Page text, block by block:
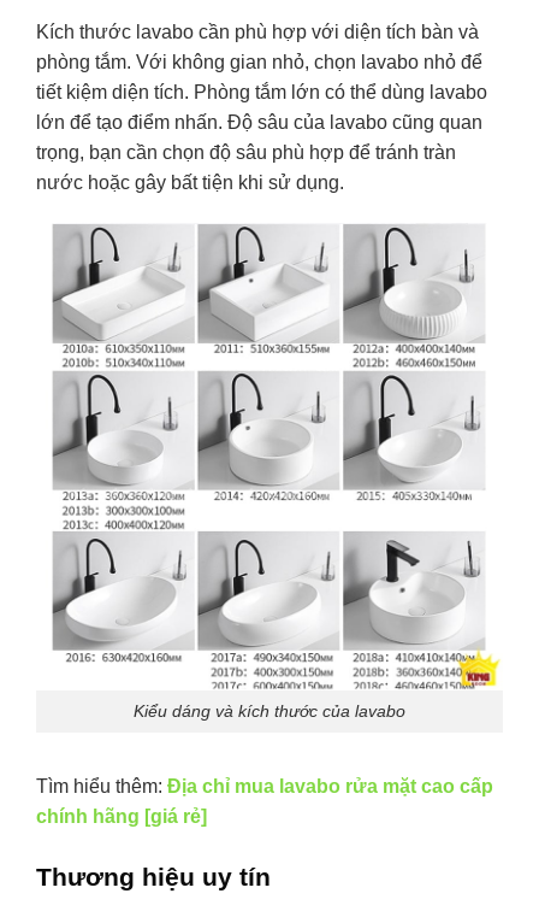
Kích thước lavabo cần phù hợp với diện tích bàn và
phòng tắm. Với không gian nhỏ, chọn lavabo nhỏ để
tiết kiệm diện tích. Phòng tắm lớn có thể dùng lavabo
lớn để tạo điểm nhấn. Độ sâu của lavabo cũng quan
trọng, bạn cần chọn độ sâu phù hợp để tránh tràn
nước hoặc gây bất tiện khi sử dụng.
Kiểu dáng và kích thước của lavabo
Tìm hiểu thêm: Địa chỉ mua lavabo rửa mặt cao cấp
chính hãng [giá rẻ]
Thương hiệu uy tín